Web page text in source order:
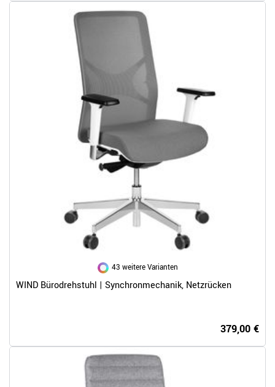
43 weitere Varianten
WIND Bürodrehstuhl | Synchronmechanik, Netzrücken
379,00 €